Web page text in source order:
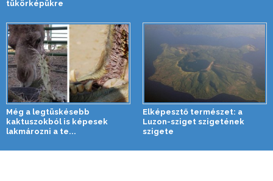
tükörképükre
Még a legtüskésebb
kaktuszokból is képesek
lakmározni a te...
Elképesztő természet: a
Luzon-sziget szigetének
szigete